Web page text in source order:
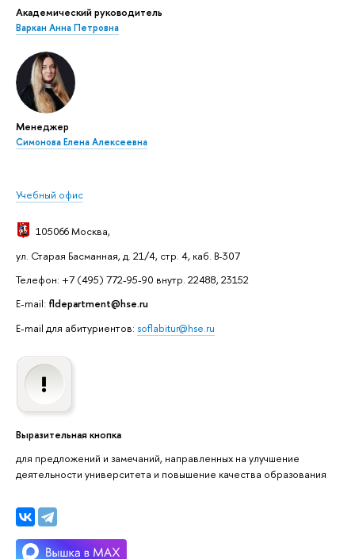
Академический руководитель
Варкан Анна Петровна
Менеджер
Симонова Елена Алексеевна
Учебный офис
105066 Москва,
ул. Старая Басманная, д. 21/4, стр. 4, каб. В-307
Телефон: +7 (495) 772-95-90 внутр. 22488, 23152
E-mail: fldepartment@hse.ru
E-mail для абитуриентов: soflabitur@hse.ru
Выразительная кнопка
для предложений и замечаний, направленных на улучшение
деятельности университета и повышение качества образования